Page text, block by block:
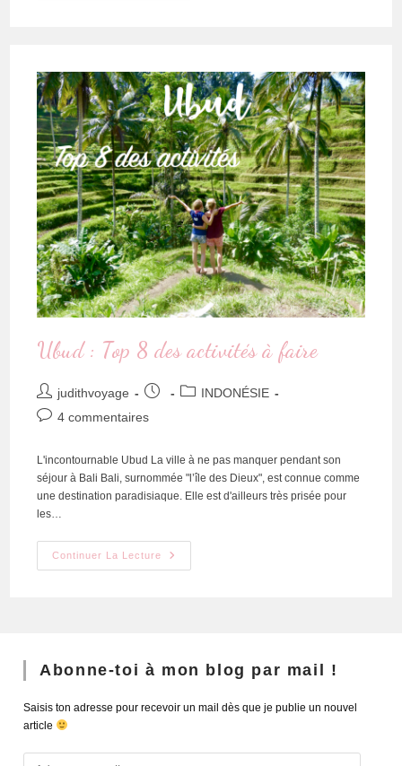
Ubud : Top 8 des activités à faire
judithvoyage
INDONÉSIE
4 commentaires
L'incontournable Ubud La ville à ne pas manquer pendant son
séjour à Bali Bali, surnommée "l’île des Dieux", est connue comme
une destination paradisiaque. Elle est d'ailleurs très prisée pour
les…
Continuer La Lecture
Abonne-toi à mon blog par mail !
Saisis ton adresse pour recevoir un mail dès que je publie un nouvel
article